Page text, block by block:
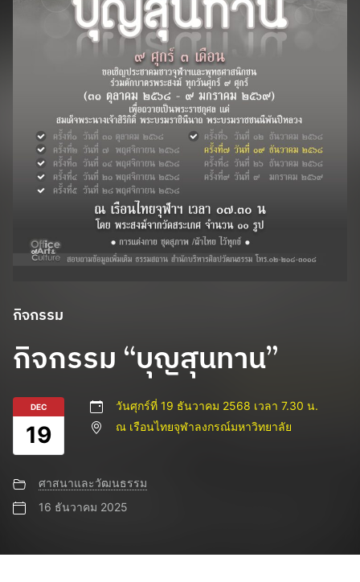
กิจกรรม
กิจกรรม “บุญสุนทาน”
DEC
19
วันศุกร์ที่ 19 ธันวาคม 2568 เวลา 7.30 น.
ณ เรือนไทยจุฬาลงกรณ์มหาวิทยาลัย
ศาสนาและวัฒนธรรม
16 ธันวาคม 2025